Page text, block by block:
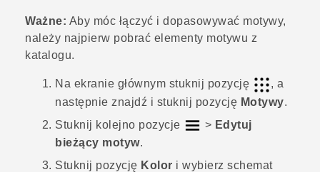
Ważne: Aby móc łączyć i dopasowywać motywy,
należy najpierw pobrać elementy motywu z
katalogu.
Na ekranie głównym stuknij pozycję
, a
następnie znajdź i stuknij pozycję Motywy.
Stuknij kolejno pozycje
> Edytuj
bieżący motyw.
Stuknij pozycję Kolor i wybierz schemat